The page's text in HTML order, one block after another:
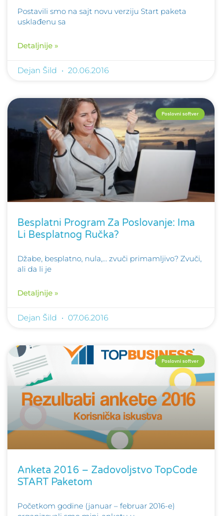
Postavili smo na sajt novu verziju Start paketa
usklađenu sa
Detaljnije »
Dejan Šild 20.06.2016
Poslovni softver
Besplatni Program Za Poslovanje: Ima
Li Besplatnog Ručka?
Džabe, besplatno, nula,… zvuči primamljivo? Zvuči,
ali da li je
Detaljnije »
Dejan Šild 07.06.2016
Poslovni softver
Anketa 2016 – Zadovoljstvo TopCode
START Paketom
Početkom godine (januar – februar 2016-e)